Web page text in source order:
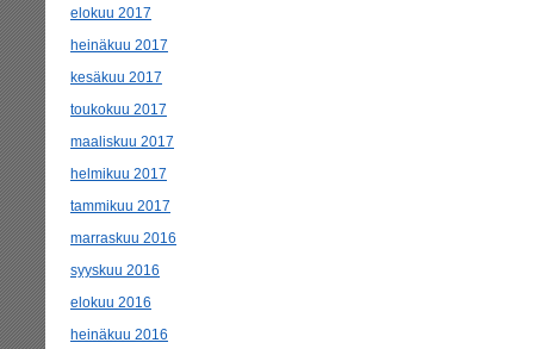
elokuu 2017
heinäkuu 2017
kesäkuu 2017
toukokuu 2017
maaliskuu 2017
helmikuu 2017
tammikuu 2017
marraskuu 2016
syyskuu 2016
elokuu 2016
heinäkuu 2016